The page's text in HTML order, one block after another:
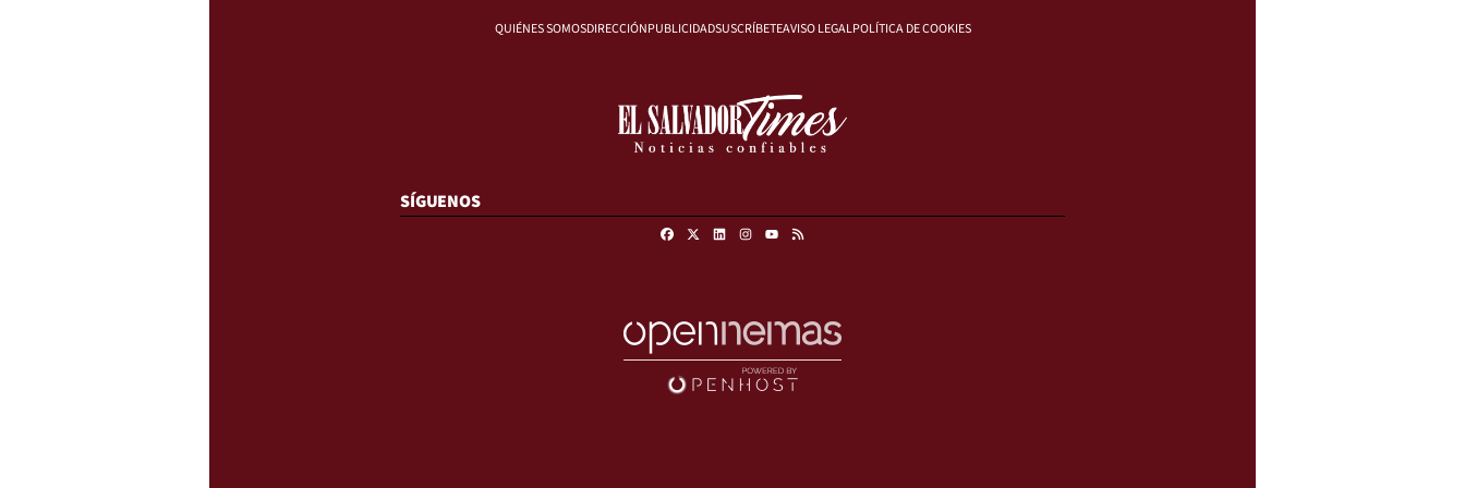
QUIÉNES SOMOSDIRECCIÓNPUBLICIDADSUSCRÍBETEAVISO LEGALPOLÍTICA DE COOKIES
SÍGUENOS
FacebookLinkedinInstagram